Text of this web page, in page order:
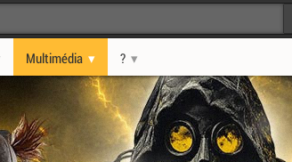
Multimédia ?